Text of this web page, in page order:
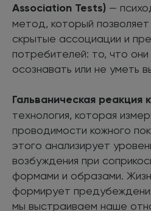
Association Tests) —
метод, который
скрытые ассоциации и
потребителей: то, что
осознавать или не уметь
Гальваническая реакция
технология, которая
проводимости кожного
этого анализирует
возбуждения при
формами и образами.
формирует
мы выстраиваем наше